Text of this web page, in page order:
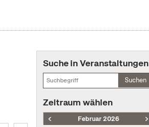
Suche in Veranstaltungen
Suchen
Zeitraum wählen
Februar 2026